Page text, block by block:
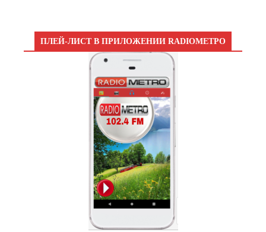
ПЛЕЙ-ЛИСТ В ПРИЛОЖЕНИИ RADIOМЕТРО